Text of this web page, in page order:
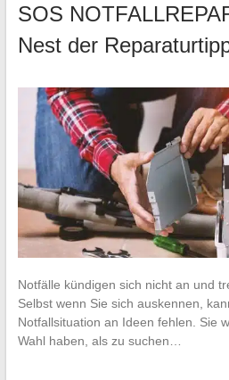
SOS
Nest der
Notfälle kündigen sich nicht an und
Selbst wenn Sie sich auskennen,
Notfallsituation an Ideen fehlen. Sie
Wahl haben, als zu suchen…